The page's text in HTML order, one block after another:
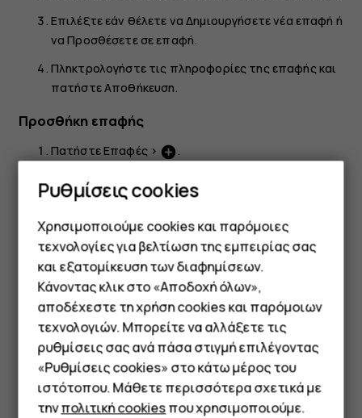
Smartphone
Τηλέφωνα απλής χρήσης
Tablet
Επιλέξτε εάν θέλετε ναΔημιουργήσετε νέα επαφή ή
ναΠροσθέσετε σε επαφή.
Πληκτρολογήστε τις πληροφορίες της επαφής και
πατήστε Αποθήκευση.
Προσθήκη επαφής
ΠατήστεΕπαφές> add_circle.
Συμπληρώστε τις πληροφορίες.
Πατήστε
Εισαγωγή ή εξαγωγή επαφών
ΠατήστεΕπαφές>menu>settingsΡυθμίσεις>Εισαγωγή/
Εξαγωγή.
Το βρήκατε χρήσιμο;
Ρυθμίσεις cookies
Χρησιμοποιούμε cookies και παρόμοιες
τεχνολογίες για βελτίωση της εμπειρίας σας
και εξατομίκευση των διαφημίσεων.
Κάνοντας κλικ στο «Αποδοχή όλων»,
αποδέχεστε τη χρήση cookies και παρόμοιων
τεχνολογιών. Μπορείτε να αλλάξετε τις
ρυθμίσεις σας ανά πάσα στιγμή επιλέγοντας
«Ρυθμίσεις cookies» στο κάτω μέρος του
ιστότοπου. Μάθετε περισσότερα σχετικά με
τηνπολιτική cookiesπου χρησιμοποιούμε.